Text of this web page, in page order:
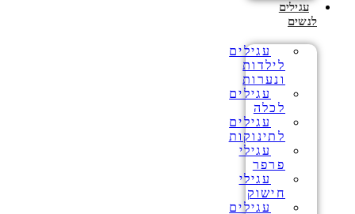
עגילים
לנשים
עגילים
לילדות
ונערות
עגילים
לכלה
עגילים
לתינוקות
עגילי
פרפר
עגילי
חישוק
עגילים